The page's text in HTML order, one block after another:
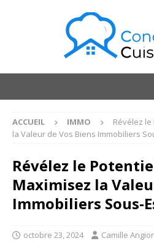
ACCUEIL IMMO
Révélez
la Valeur de Vos Biens Immobiliers
Révélez le
Maximisez la
Immobiliers Sous-
octobre 23, 2024 Camille